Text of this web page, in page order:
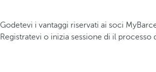
Godetevi i vantaggi riservati ai soci
Registratevi o inizia sessione di il